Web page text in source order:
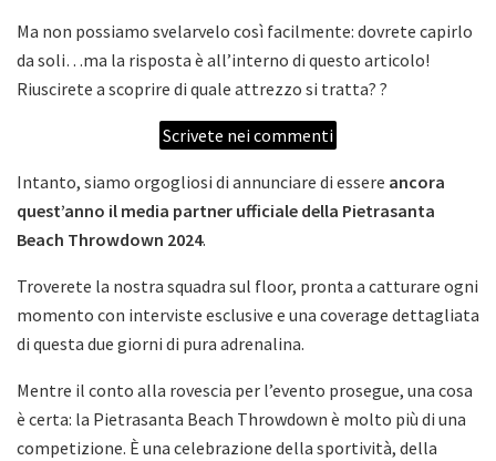
Ma non possiamo svelarvelo così facilmente: dovrete capirlo
da soli…ma la risposta è all’interno di questo articolo!
Riuscirete a scoprire di quale attrezzo si tratta? ?
Scrivete nei commenti
Intanto, siamo orgogliosi di annunciare di essere ancora
quest’anno il media partner ufficiale della Pietrasanta
Beach Throwdown 2024.
Troverete la nostra squadra sul floor, pronta a catturare ogni
momento con interviste esclusive e una coverage dettagliata
di questa due giorni di pura adrenalina.
Mentre il conto alla rovescia per l’evento prosegue, una cosa
è certa: la Pietrasanta Beach Throwdown è molto più di una
competizione. È una celebrazione della sportività, della